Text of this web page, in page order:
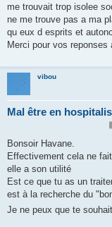
me trouvait trop isolee
ne me trouve pas a ma
qu eux d esprits et
Merci pour vos reponses
vibou
Mal être en
Bonsoir Havane.
Effectivement cela ne
elle a son utilité
Est ce que tu as un
est à la recherche du
Je ne peux que te